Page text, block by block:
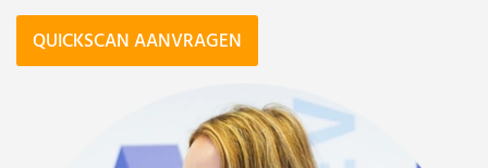
QUICKSCAN AANVRAGEN